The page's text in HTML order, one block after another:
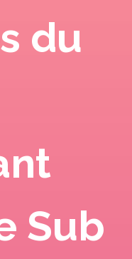
du
Sub